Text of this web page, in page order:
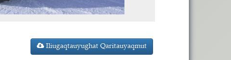
Iliugaqtauyughat Qaritauyaqmut